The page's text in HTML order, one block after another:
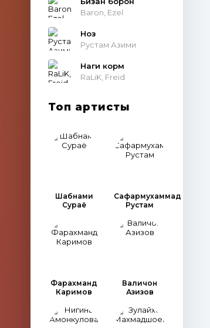
Baron, Ezel
Ноз
Рустам Азими
Наги корм
RaLiK, Freid
Топ артисты
Шабнами
Сураё
Сафармухаммад
Рустам
Фарахманд
Каримов
Валичон
Азизов